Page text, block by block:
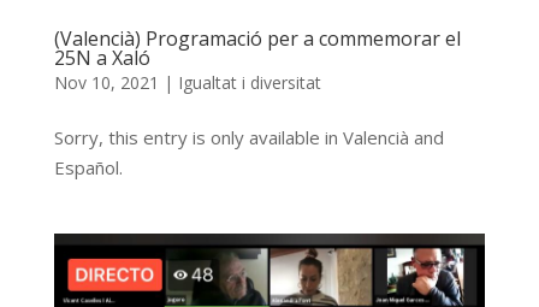
(Valencià) Programació per a commemorar el
25N a Xaló
Nov 10, 2021 | Igualtat i diversitat
Sorry, this entry is only available in Valencià and
Español.